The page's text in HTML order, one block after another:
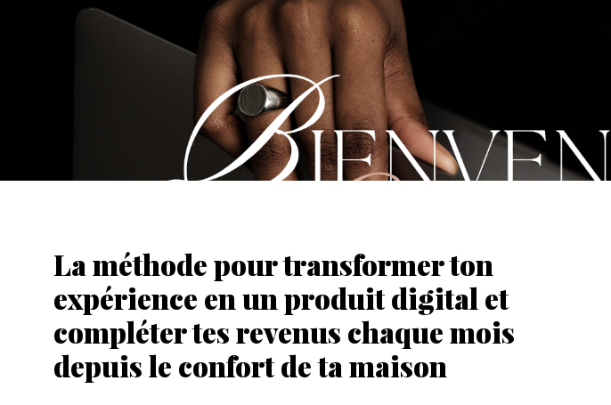
La méthode pour transformer ton
expérience en un produit digital et
compléter tes revenus chaque mois
depuis le confort de ta maison